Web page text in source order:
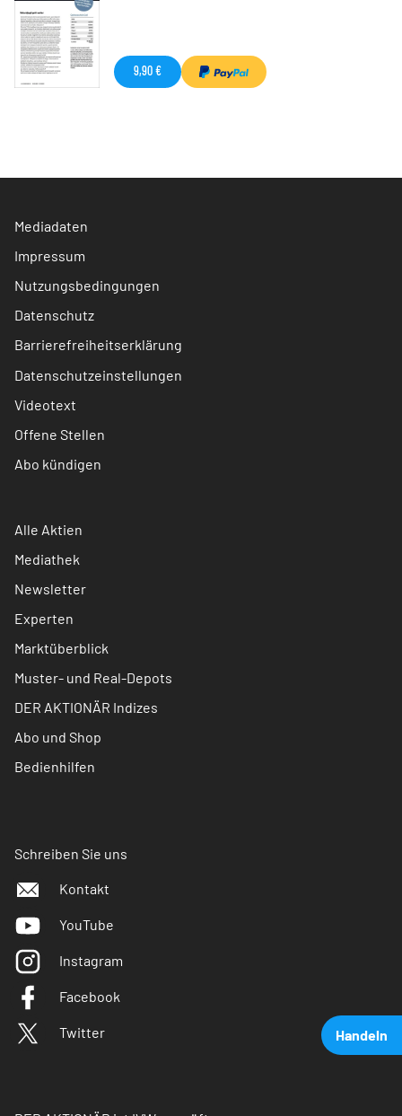
Handeln
9,90 €
Mediadaten
Impressum
Nutzungsbedingungen
Datenschutz
Barrierefreiheitserklärung
Datenschutzeinstellungen
Videotext
Offene Stellen
Abo kündigen
Alle Aktien
Mediathek
Newsletter
Experten
Marktüberblick
Muster- und Real-Depots
DER AKTIONÄR Indizes
Abo und Shop
Bedienhilfen
Schreiben Sie uns
Kontakt
YouTube
Instagram
Facebook
Twitter